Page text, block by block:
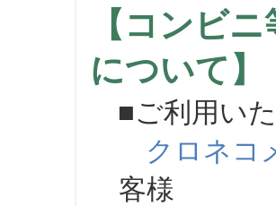
【コンビ
について
■ご利用い
クロネコ
客様